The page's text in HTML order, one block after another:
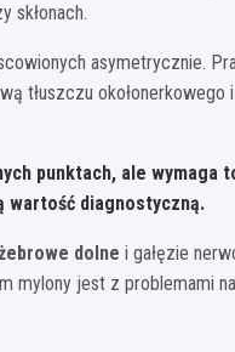
skłonach.
asymetrycznie.
tłuszczu okołonerkowego
punktach, ale
wartość diagnostyczną.
dolne i gałęzie
mylony jest z problemami